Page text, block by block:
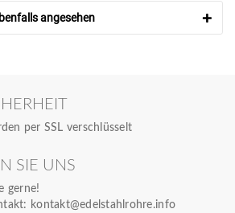
angesehen
per SSL verschlüsselt
SIE UNS
gerne!
kontakt@edelstahlrohre.info